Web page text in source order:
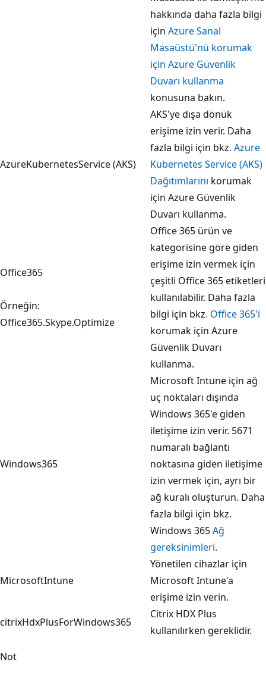
hakkında daha fazla bilgi
için Azure Sanal
Masaüstü'nü korumak
için Azure Güvenlik
Duvarı kullanma
konusuna bakın.
AzureKubernetesService (AKS)
AKS'ye dışa dönük
erişime izin verir. Daha
fazla bilgi için bkz. Azure
Kubernetes Service (AKS)
Dağıtımlarını korumak
için Azure Güvenlik
Duvarı kullanma.
Office365
Örneğin:
Office365.Skype.Optimize
Office 365 ürün ve
kategorisine göre giden
erişime izin vermek için
çeşitli Office 365 etiketleri
kullanılabilir. Daha fazla
bilgi için bkz. Office 365'i
korumak için Azure
Güvenlik Duvarı
kullanma.
Windows365
Microsoft Intune için ağ
uç noktaları dışında
Windows 365'e giden
iletişime izin verir. 5671
numaralı bağlantı
noktasına giden iletişime
izin vermek için, ayrı bir
ağ kuralı oluşturun. Daha
fazla bilgi için bkz.
Windows 365Ağ
gereksinimleri.
MicrosoftIntune
Yönetilen cihazlar için
Microsoft Intune'a
erişime izin verin.
citrixHdxPlusForWindows365
Citrix HDX Plus
kullanılırken gereklidir.
Not